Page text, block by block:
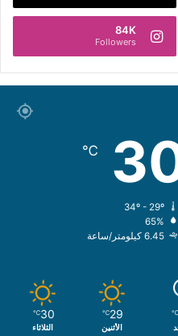
84K
Followers
℃
65%
6.45 كيلومتر/ساعة
℃
29
℃
الأثنين
30
℃
الثلاثاء